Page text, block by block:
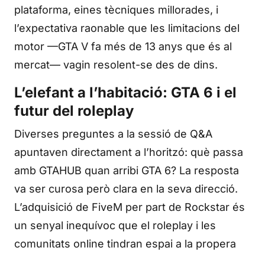
plataforma, eines tècniques millorades, i
l’expectativa raonable que les limitacions del
motor —GTA V fa més de 13 anys que és al
mercat— vagin resolent-se des de dins.
L’elefant a l’habitació: GTA 6 i el
futur del roleplay
Diverses preguntes a la sessió de Q&A
apuntaven directament a l’horitzó: què passa
amb GTAHUB quan arribi GTA 6? La resposta
va ser curosa però clara en la seva direcció.
L’adquisició de FiveM per part de Rockstar és
un senyal inequívoc que el roleplay i les
comunitats online tindran espai a la propera